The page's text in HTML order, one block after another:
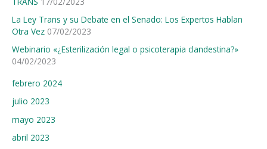
La Ley Trans y su Debate en el Senado: Los Expertos Hablan
Otra Vez 07/02/2023
Webinario «¿Esterilización legal o psicoterapia clandestina?»
04/02/2023
febrero 2024
julio 2023
mayo 2023
abril 2023